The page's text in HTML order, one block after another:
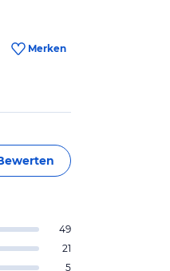
Merken
49
21
5